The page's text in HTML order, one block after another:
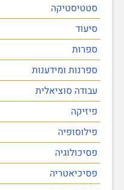
סטטיסטיקה
סיעוד
ספרות
ספרנות ומידענות
עבודה סוציאלית
פיזיקה
פילוסופיה
פסיכולוגיה
פסיכיאטריה